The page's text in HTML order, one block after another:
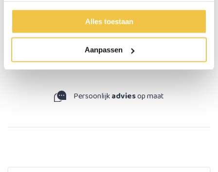
Alles toestaan
Aanpassen
Persoonlijk advies
Start chat
Persoonlijkadviesop maat